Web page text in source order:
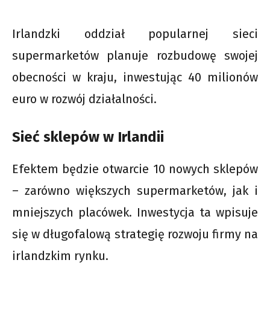
Irlandzki oddział popularnej sieci
supermarketów planuje rozbudowę swojej
obecności w kraju, inwestując 40 milionów
euro w rozwój działalności.
Sieć sklepów w Irlandii
Efektem będzie otwarcie 10 nowych sklepów
– zarówno większych supermarketów, jak i
mniejszych placówek. Inwestycja ta wpisuje
się w długofalową strategię rozwoju firmy na
irlandzkim rynku.